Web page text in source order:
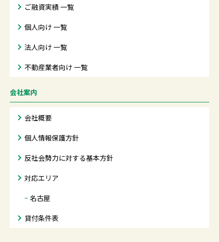
ご融資実績 一覧
個人向け 一覧
法人向け 一覧
不動産業者向け 一覧
会社案内
会社概要
個人情報保護方針
反社会勢力に対する基本方針
対応エリア
− 名古屋
貸付条件表